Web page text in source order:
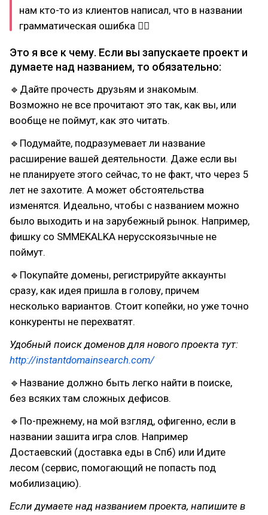
нам кто-то из клиентов написал, что в названии
грамматическая ошибка 🤦‍♀
Это я все к чему. Если вы запускаете проект и
думаете над названием, то обязательно:
🔹Дайте прочесть друзьям и знакомым.
Возможно не все прочитают это так, как вы, или
вообще не поймут, как это читать.
🔹Подумайте, подразумевает ли название
расширение вашей деятельности. Даже если вы
не планируете этого сейчас, то не факт, что через 5
лет не захотите. А может обстоятельства
изменятся. Идеально, чтобы с названием можно
было выходить и на зарубежный рынок. Например,
фишку со SMMEKALKA нерусскоязычные не
поймут.
🔹Покупайте домены, регистрируйте аккаунты
сразу, как идея пришла в голову, причем
несколько вариантов. Стоит копейки, но уже точно
конкуренты не перехватят.
Удобный поиск доменов для нового проекта тут:
http://instantdomainsearch.com/
🔹Название должно быть легко найти в поиске,
без всяких там сложных дефисов.
🔹По-прежнему, на мой взгляд, офигенно, если в
названии зашита игра слов. Например
Достаевский (доставка еды в Спб) или Идите
лесом (сервис, помогающий не попасть под
мобилизацию).
Если думаете над названием проекта, напишите в